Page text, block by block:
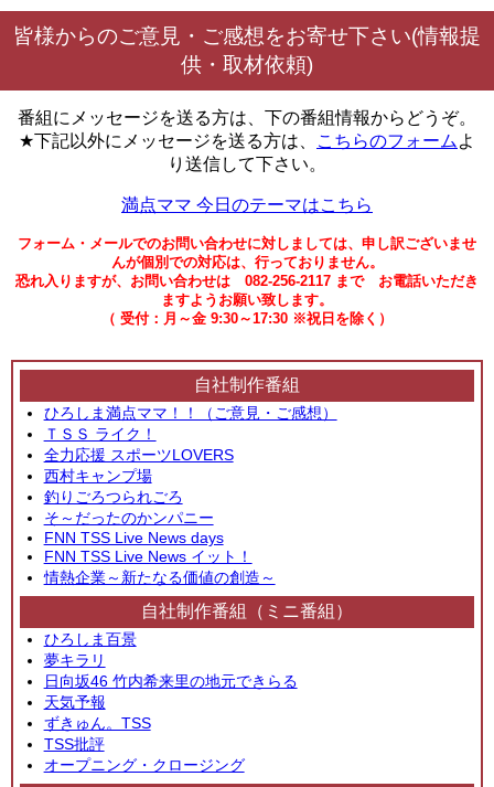
皆様からのご意見・ご感想をお寄せ下さい(情報提
供・取材依頼)
番組にメッセージを送る方は、下の番組情報からどうぞ。
★下記以外にメッセージを送る方は、
こちらのフォーム よ
り送信して下さい。
満点ママ 今日のテーマはこちら
フォーム・メールでのお問い合わせに対しましては、申し訳ございませ
んが個別での対応は、行っておりません。
恐れ入りますが、お問い合わせは 082-256-2117 まで お電話いただき
ますようお願い致します。
（ 受付：月～金 9:30～17:30 ※祝日を除く）
自社制作番組
ひろしま満点ママ！！（ご意見・ご感想）
ＴＳＳ ライク！
全力応援 スポーツLOVERS
西村キャンプ場
釣りごろつられごろ
そ～だったのかンパニー
FNN TSS Live News days
FNN TSS Live News イット！
情熱企業～新たなる価値の創造～
自社制作番組（ミニ番組）
ひろしま百景
夢キラリ
日向坂46 竹内希来里の地元できらる
天気予報
ずきゅん。TSS
TSS批評
オープニング・クロージング